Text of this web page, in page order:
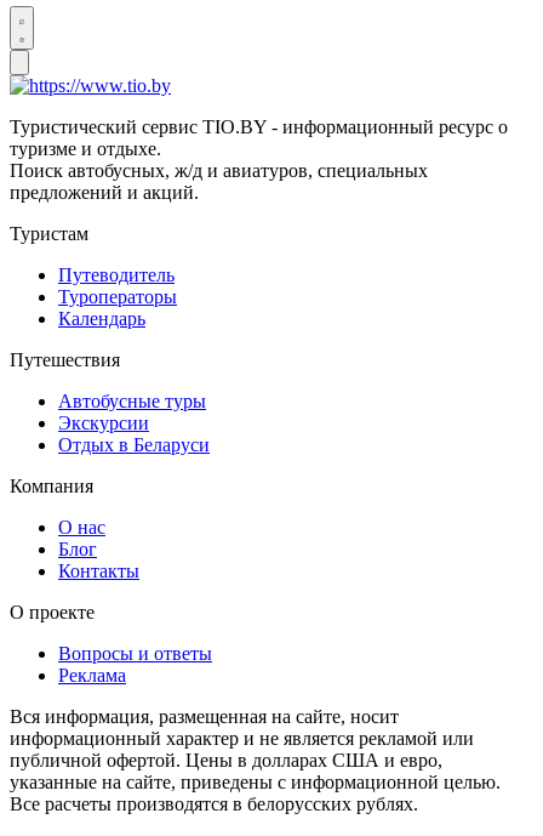
Туристический сервис TIO.BY - информационный ресурс о
туризме и отдыхе.
Поиск автобусных, ж/д и авиатуров, специальных
предложений и акций.
Туристам
Путеводитель
Туроператоры
Календарь
Путешествия
Автобусные туры
Экскурсии
Отдых в Беларуси
Компания
О нас
Блог
Контакты
О проекте
Вопросы и ответы
Реклама
Вся информация, размещенная на сайте, носит
информационный характер и не является рекламой или
публичной офертой. Цены в долларах США и евро,
указанные на сайте, приведены с информационной целью.
Все расчеты производятся в белорусских рублях.